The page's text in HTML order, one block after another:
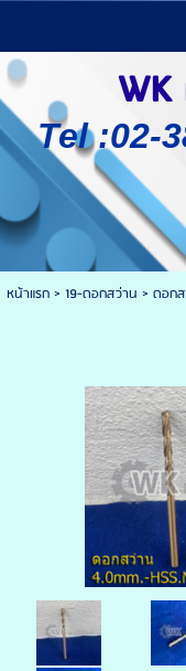
Tel :02-
หน้าแรก> 19-ดอกสว่าน > ดอกส